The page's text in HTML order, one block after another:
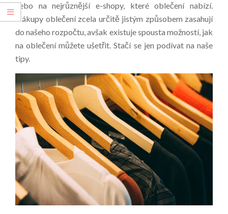
nebo na nejrůznější e-shopy, které oblečení nabízí.
Nákupy oblečení zcela určitě jistým způsobem zasahují
do našeho rozpočtu, avšak existuje spousta možností, jak
na oblečení můžete ušetřit. Stačí se jen podívat na naše
tipy.